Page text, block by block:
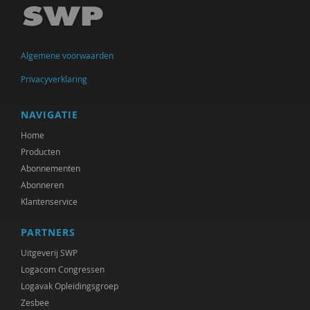
Jan IJzermans
Monique Leijgraaf
Bas Levering
Brecht Molenaar
Heidi Muijen
Jeannette Pols
Algemene voorwaarden
Privacyverklaring
NAVIGATIE
Home
Producten
Abonnementen
Abonneren
Klantenservice
PARTNERS
Uitgeverij SWP
Logacom Congressen
Logavak Opleidingsgroep
Zesbee